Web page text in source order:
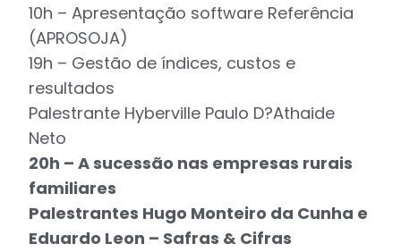
10h – Apresentação software Referência
(APROSOJA)
19h – Gestão de índices, custos e
resultados
Palestrante Hyberville Paulo D?Athaide
Neto
20h – A sucessão nas empresas rurais
familiares
Palestrantes Hugo Monteiro da Cunha e
Eduardo Leon – Safras & Cifras